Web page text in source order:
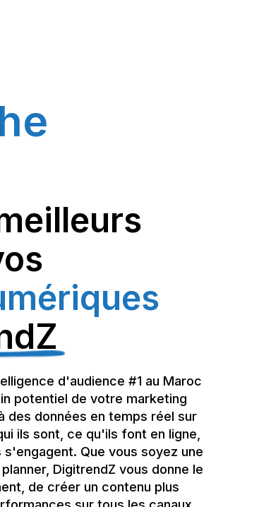
d'audience #1 au Maroc
potentiel de votre marketing
des données en temps réel sur
ils sont, ce qu'ils font en ligne,
Que vous soyez une
DigitrendZ vous donne le
de créer un contenu plus